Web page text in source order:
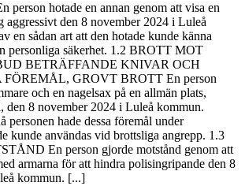
hotade en annan genom att visa en
aggressivt den 8 november 2024 i Luleå
en sådan art att den hotade kunde känna
personliga säkerhet. 1.2 BROTT MOT
BETRÄFFANDE KNIVAR OCH
GROVT BROTT En person
och en nagelsax på en allmän plats,
den 8 november 2024 i Luleå kommun.
personen hade dessa föremål under
kunde användas vid brottsliga angrepp. 1.3
En person gjorde motstånd genom att
armarna för att hindra polisingripande den 8
kommun. [...]